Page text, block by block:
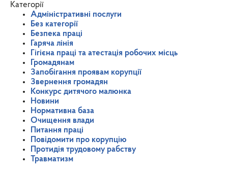
Категорії
Адміністративні послуги
Без категорії
Безпека праці
Гаряча лінія
Гігієна праці та атестація робочих місць
Громадянам
Запобігання проявам корупції
Звернення громадян
Конкурс дитячого малюнка
Новини
Нормативна база
Очищення влади
Питання праці
Повідомити про корупцію
Протидія трудовому рабству
Травматизм